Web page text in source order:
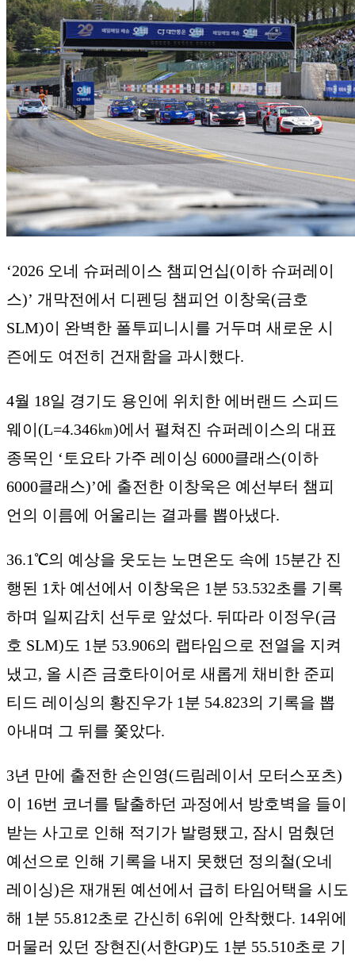
‘2026 오네 슈퍼레이스 챔피언십(이하 슈퍼레이
스)’ 개막전에서 디펜딩 챔피언 이창욱(금호
SLM)이 완벽한 폴투피니시를 거두며 새로운 시
즌에도 여전히 건재함을 과시했다.
4월 18일 경기도 용인에 위치한 에버랜드 스피드
웨이(L=4.346㎞)에서 펼쳐진 슈퍼레이스의 대표
종목인 ‘토요타 가주 레이싱 6000클래스(이하
6000클래스)’에 출전한 이창욱은 예선부터 챔피
언의 이름에 어울리는 결과를 뽑아냈다.
36.1℃의 예상을 웃도는 노면온도 속에 15분간 진
행된 1차 예선에서 이창욱은 1분 53.532초를 기록
하며 일찌감치 선두로 앞섰다. 뒤따라 이정우(금
호 SLM)도 1분 53.906의 랩타임으로 전열을 지켜
냈고, 올 시즌 금호타이어로 새롭게 채비한 준피
티드 레이싱의 황진우가 1분 54.823의 기록을 뽑
아내며 그 뒤를 쫓았다.
3년 만에 출전한 손인영(드림레이서 모터스포츠)
이 16번 코너를 탈출하던 과정에서 방호벽을 들이
받는 사고로 인해 적기가 발령됐고, 잠시 멈췄던
예선으로 인해 기록을 내지 못했던 정의철(오네
레이싱)은 재개된 예선에서 급히 타임어택을 시도
해 1분 55.812초로 간신히 6위에 안착했다. 14위에
머물러 있던 장현진(서한GP)도 1분 55.510초로 기